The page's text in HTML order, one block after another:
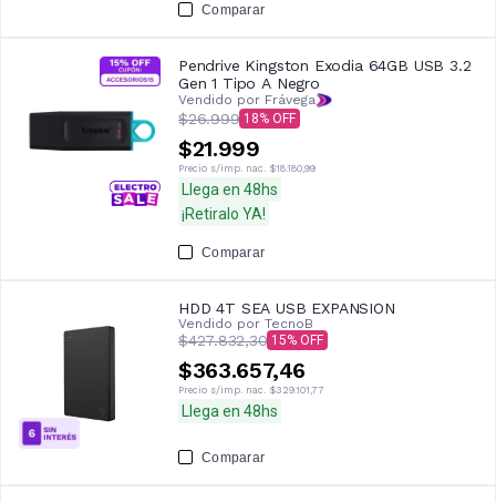
Comparar
Pendrive Kingston Exodia 64GB USB 3.2
Gen 1 Tipo A Negro
Vendido por Frávega
$26.999 18
$21.999
Precio s/imp. nac. $18.180,99
Llega en 48hs
¡Retiralo YA!
Comparar
HDD 4T SEA USB EXPANSION
Vendido por TecnoB
$427.832,30 15
$363.657,46
Precio s/imp. nac. $329.101,77
Llega en 48hs
Comparar